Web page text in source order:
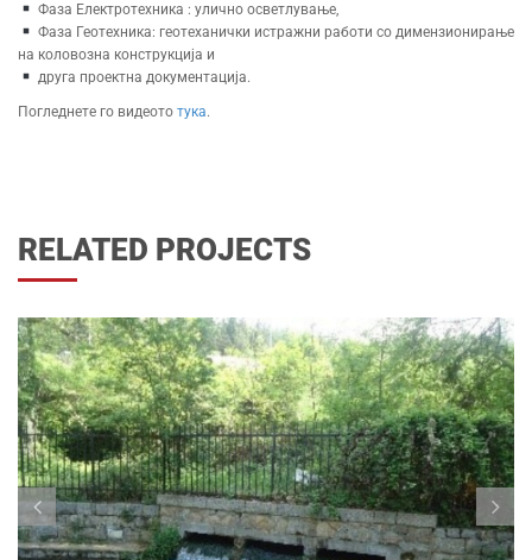
Фаза Електротехника : улично осветлување,
Фаза Геотехника: геотеханички истражни работи со димензионирање
на коловозна конструкција и
друга проектна документација.
Погледнете го видеото тука.
RELATED PROJECTS